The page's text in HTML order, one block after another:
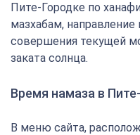
Пите-Городке по
мазхабам,
совершения текущей
заката солнца.
Время намаза в
В меню сайта,